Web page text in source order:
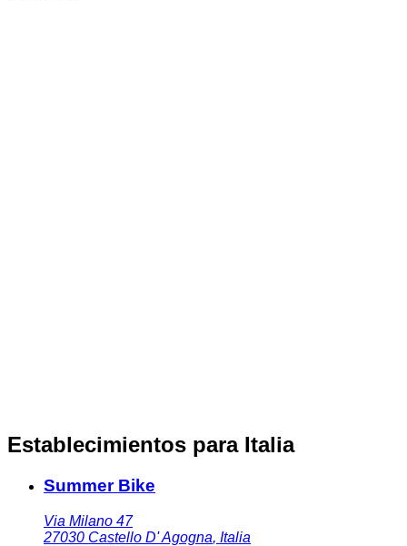
Establecimientos para Italia
Summer Bike
Via Milano 47
27030 Castello D' Agogna, Italia